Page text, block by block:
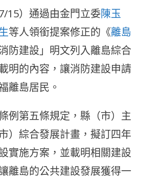
15）通過由金門立委陳玉
等人領銜提案修正的《離島
防建設」明文列入離島綜合
明的內容，讓消防建設申請
離島居民。
例第五條規定，縣（市）主
）綜合發展計畫，擬訂四年
實施方案，並載明相關建設
離島的公共建設發展獲得一